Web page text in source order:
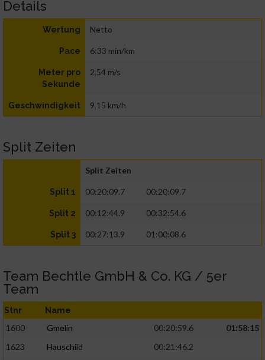
Details
Wertung Netto
Pace 6:33 min/km
Meter pro
Sekunde
2,54 m/s
Geschwindigkeit 9,15 km/h
Split Zeiten
Split Zeiten
Split 1 00:20:09.7 00:20:09.7
Split 2 00:12:44.9 00:32:54.6
Split 3 00:27:13.9 01:00:08.6
Team Bechtle GmbH & Co. KG / 5er
Team
Stnr Name
1600 Gmelin 00:20:59.6
01:58:15
1623
Hauschild
00:21:46.2